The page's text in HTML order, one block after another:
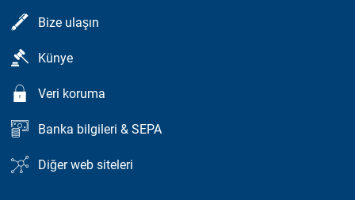
Bize ulaşın
Künye
Veri koruma
Banka bilgileri & SEPA
Diğer web siteleri